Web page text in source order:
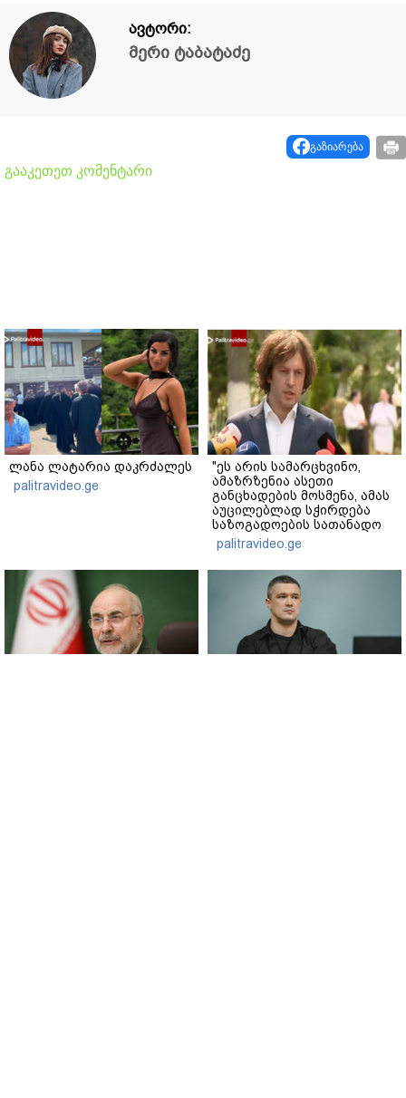
ავტორი:
მერი ტაბატაძე
გაზიარება
გააკეთეთ კომენტარი
ლანა ლატარია დაკრძალეს
palitravideo.ge
"ეს არის სამარცხვინო,
ამაზრზენია ასეთი
განცხადების მოსმენა, ამას
აუცილებლად სჭირდება
საზოგადოების სათანადო
რეაქცია" - ირაკლი
კობახიძე
palitravideo.ge